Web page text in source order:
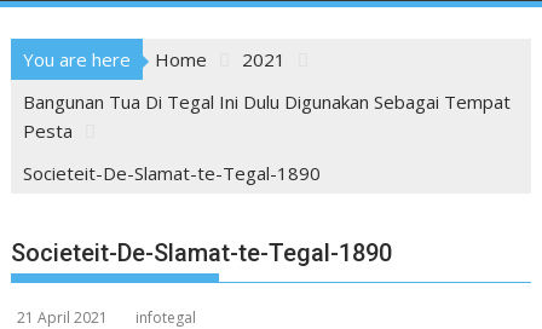
You are here Home
2021
Bangunan Tua Di Tegal Ini Dulu Digunakan Sebagai Tempat
Pesta
Societeit-De-Slamat-te-Tegal-1890
Societeit-De-Slamat-te-Tegal-1890
21 April 2021 infotegal